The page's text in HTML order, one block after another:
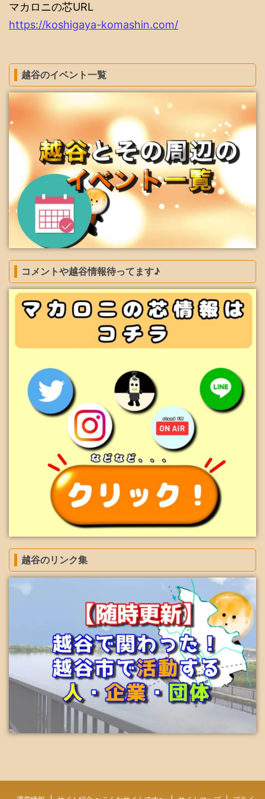
マカロニの芯URL
https://koshigaya-komashin.com/
越谷のイベント一覧
コメントや越谷情報待ってます♪
越谷のリンク集